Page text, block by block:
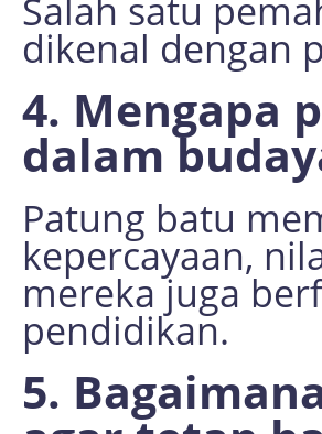
Salah satu
dikenal dengan
4. Mengapa
dalam
Patung batu
kepercayaan,
mereka juga
pendidikan.
5.